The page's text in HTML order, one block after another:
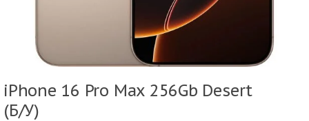
iPhone 16 Pro Max 256Gb Desert
(Б/У)